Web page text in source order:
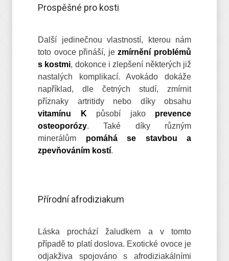
Prospěšné pro kosti
Další jedinečnou vlastností, kterou nám
toto ovoce přináší, jezmírnění problémů
s kostmi, dokonce i zlepšení některých již
nastalých komplikací. Avokádo dokáže
například, dle četných studí, zmírnit
příznaky artritidy nebo díky obsahu
vitamínu K působí jako prevence
osteoporózy. Také díky různým
minerálům pomáhá se stavbou a
zpevňováním kostí.
Přírodní afrodiziakum
Láska prochází žaludkem a v tomto
případě to platí doslova. Exotické ovoce je
odjakživa spojováno s afrodiziakálními